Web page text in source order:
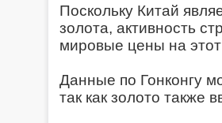
Поскольку Китай
золота, активность
мировые цены на
Данные по Гонконгу
так как золото также